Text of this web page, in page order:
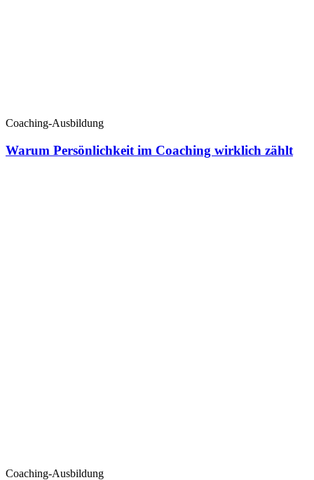
Coaching-Ausbildung
Warum Persönlichkeit im Coaching wirklich zählt
Coaching-Ausbildung